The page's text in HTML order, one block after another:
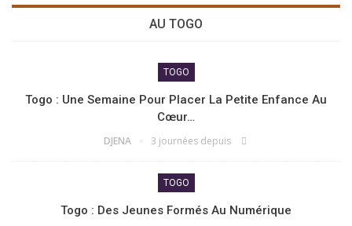
AU TOGO
TOGO
Togo : Une Semaine Pour Placer La Petite Enfance Au
Cœur…
DJENA 3 journées depuis
TOGO
Togo : Des Jeunes Formés Au Numérique